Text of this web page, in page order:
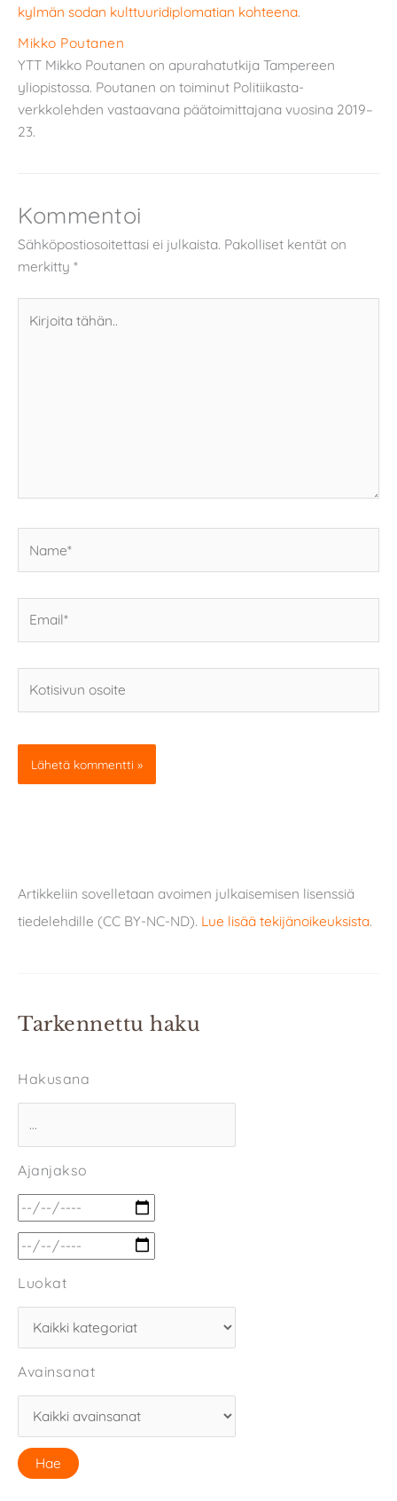
kylmän sodan kulttuuridiplomatian kohteena.
Mikko Poutanen
YTT Mikko Poutanen on apurahatutkija Tampereen
yliopistossa. Poutanen on toiminut Politiikasta-
verkkolehden vastaavana päätoimittajana vuosina 2019–
23.
Kommentoi
Sähköpostiosoitettasi ei julkaista. Pakolliset kentät on
merkitty *
tähän..
osoite
Artikkeliin sovelletaan avoimen julkaisemisen lisenssiä
tiedelehdille (CC BY-NC-ND). Lue lisää tekijänoikeuksista.
Tarkennettu haku
Hakusana
Ajanjakso
Luokat
Avainsanat